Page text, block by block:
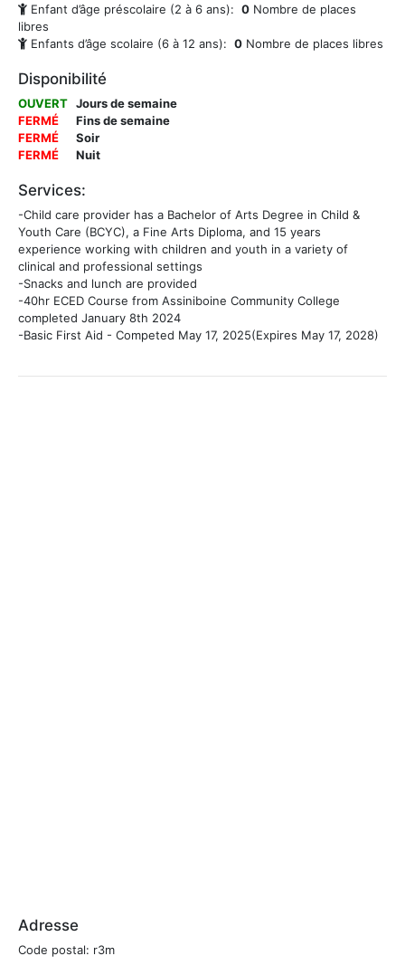
Enfant d’âge préscolaire (2 à 6 ans): 0 Nombre de places
libres
Enfants d’âge scolaire (6 à 12 ans): 0 Nombre de places libres
Disponibilité
OUVERT Jours de semaine
FERMÉ
Fins de semaine
FERMÉ
Soir
FERMÉ
Nuit
Services:
-Child care provider has a Bachelor of Arts Degree in Child &
Youth Care (BCYC), a Fine Arts Diploma, and 15 years
experience working with children and youth in a variety of
clinical and professional settings
-Snacks and lunch are provided
-40hr ECED Course from Assiniboine Community College
completed January 8th 2024
-Basic First Aid - Competed May 17, 2025(Expires May 17, 2028)
Adresse
Code postal: r3m